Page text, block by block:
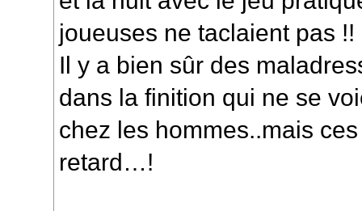
joueuses ne taclaient pas !!
Il y a bien sûr des
dans la finition qui ne se
chez les hommes..mais
retard…!